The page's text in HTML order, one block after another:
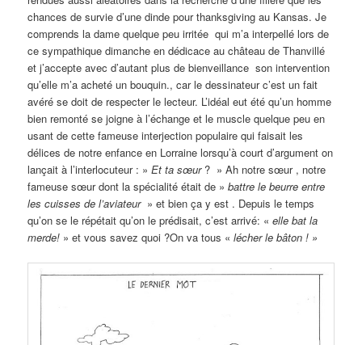
chances de survie d’une dinde pour thanksgiving au Kansas. Je
comprends la dame quelque peu irritée qui m’a interpellé lors de
ce sympathique dimanche en dédicace au château de Thanvillé
et j’accepte avec d’autant plus de bienveillance son intervention
qu’elle m’a acheté un bouquin., car le dessinateur c’est un fait
avéré se doit de respecter le lecteur. L’idéal eut été qu’un homme
bien remonté se joigne à l’échange et le muscle quelque peu en
usant de cette fameuse interjection populaire qui faisait les
délices de notre enfance en Lorraine lorsqu’à court d’argument on
lançait à l’interlocuteur : »Et ta sœur? » Ah notre sœur , notre
fameuse sœur dont la spécialité était de »battre le beurre entre
les cuisses de l’aviateur» et bien ça y est . Depuis le temps
qu’on se le répétait qu’on le prédisait, c’est arrivé: «elle bat la
merde! » et vous savez quoi ?On va tous «lécher le bâton ! »